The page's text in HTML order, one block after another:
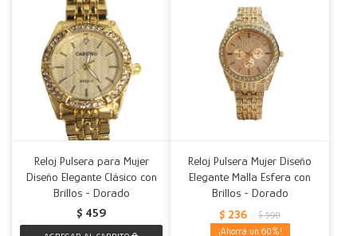
Reloj Pulsera para Mujer
Diseño Elegante Clásico con
Brillos - Dorado
$ 459
Reloj Pulsera Mujer Diseño
Elegante Malla Esfera con
Brillos - Dorado
$ 236 $ 590
60